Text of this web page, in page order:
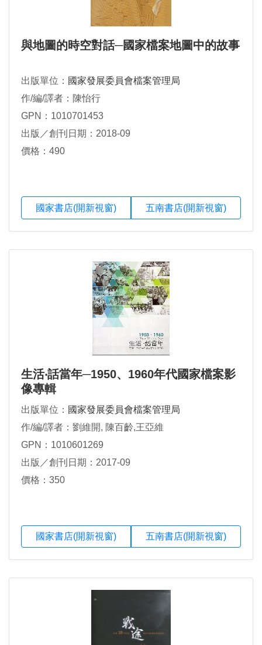
與地圖的時空對話─國家檔案地圖中的故事
出版單位： 國家發展委員會檔案管理局
作/編/譯者：陳怡行
GPN：1010701453
出版／創刊日期：2018-09
價格：490
國家書店(開新視窗) 五南書店(開新視窗)
生活‧話當年─1950、1960年代國家檔案影
像專輯
出版單位： 國家發展委員會檔案管理局
作/編/譯者：劉維開, 陳百齡,王亞維
GPN：1010601269
出版／創刊日期：2017-09
價格：350
國家書店(開新視窗) 五南書店(開新視窗)